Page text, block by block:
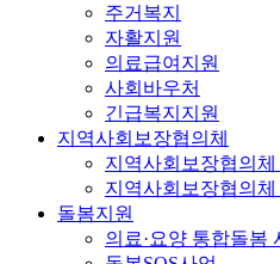
주거복지
자활지원
의료급여지원
사회바우처
긴급복지지원
지역사회보장협의체
지역사회보장협의체
지역사회보장협의
돌봄지원
의료·요양 통합돌봄